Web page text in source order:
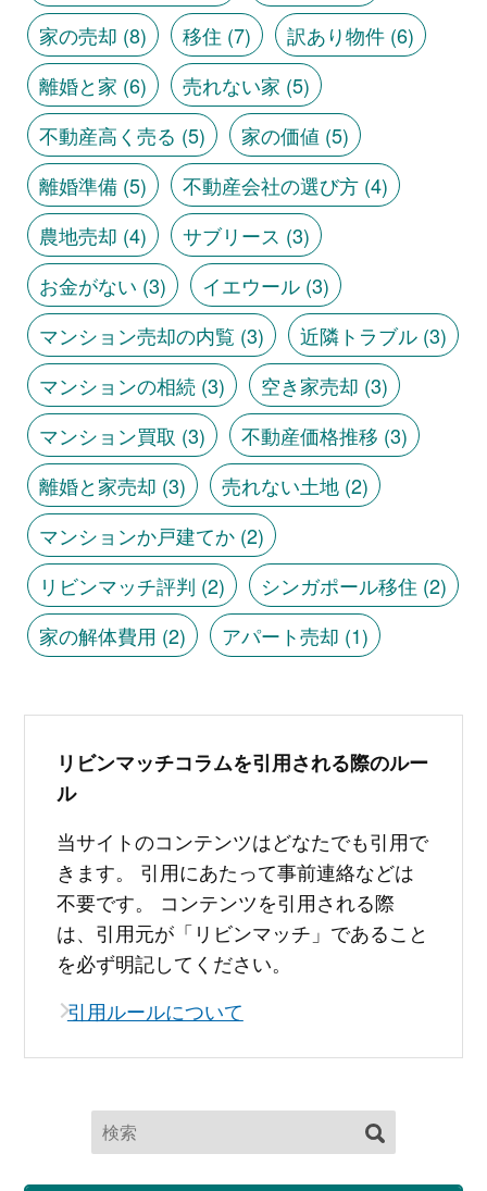
家の売却 (8) 移住 (7) 訳あり物件(6)
離婚と家 (6) 売れない家 (5)
不動産高く売る (5) 家の価値 (5)
離婚準備(5) 不動産会社の選び方(4)
農地売却 (4) サブリース (3)
お金がない (3) イエウール(3)
マンション売却の内覧 (3) 近隣トラブル(3)
マンションの相続(3) 空き家売却 (3)
マンション買取 (3) 不動産価格推移 (3)
離婚と家売却 (3) 売れない土地(2)
マンションか戸建てか(2)
リビンマッチ評判 (2) シンガポール移住 (2)
家の解体費用 (2) アパート売却 (1)
リビンマッチコラムを引用される際のルー
ル
当サイトのコンテンツはどなたでも引用で
きます。 引用にあたって事前連絡などは
不要です。 コンテンツを引用される際
は、引用元が「リビンマッチ」であること
を必ず明記してください。
引用ルールについて